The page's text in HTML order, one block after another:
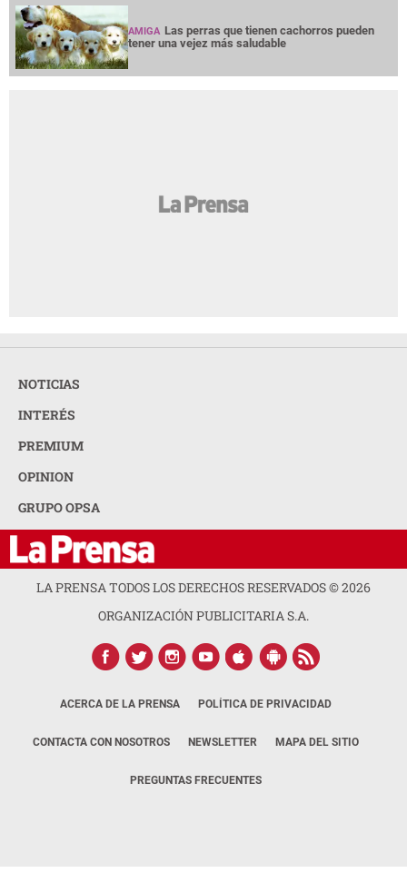
AMIGA Las perras que tienen cachorros pueden
tener una vejez más saludable
NOTICIAS
INTERÉS
PREMIUM
OPINION
GRUPO OPSA
LA PRENSA TODOS LOS DERECHOS RESERVADOS ©2026
ORGANIZACIÓN PUBLICITARIA S.A.
ACERCA DE LA PRENSA POLÍTICA DE PRIVACIDAD
CONTACTA CON NOSOTROS NEWSLETTER MAPA DEL SITIO
PREGUNTAS FRECUENTES